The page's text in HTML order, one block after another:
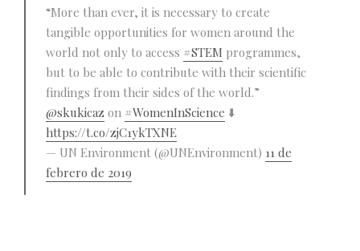
“More than ever, it is necessary to create
tangible opportunities for women around the
world not only to access #STEM programmes,
but to be able to contribute with their scientific
findings from their sides of the world.”
@skukicaz on #WomenInScience ⬇️
https://t.co/zjC1ykTXNE
— UN Environment (@UNEnvironment) 11 de
febrero de 2019